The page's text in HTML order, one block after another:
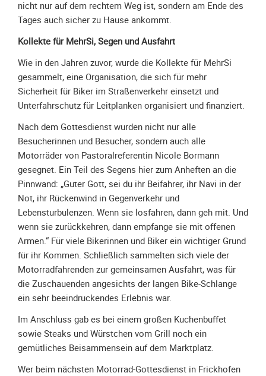
Galerie
2012
Galerie
Galerie
2010
Galerie
2009
Galerie
2008
Galerie
2007
Galerie
2006
Galerie
2005
Galerie
2004
Auszeichnung
nicht nur auf dem rechtem Weg ist, sondern am Ende des
Tages auch sicher zu Hause ankommt.
Kollekte für MehrSi, Segen und Ausfahrt
Wie in den Jahren zuvor, wurde die Kollekte für MehrSi
gesammelt, eine Organisation, die sich für mehr
Sicherheit für Biker im Straßenverkehr einsetzt und
Unterfahrschutz für Leitplanken organisiert und finanziert.
Nach dem Gottesdienst wurden nicht nur alle
Besucherinnen und Besucher, sondern auch alle
Motorräder von Pastoralreferentin Nicole Bormann
gesegnet. Ein Teil des Segens hier zum Anheften an die
Pinnwand: „Guter Gott, sei du ihr Beifahrer, ihr Navi in der
Not, ihr Rückenwind in Gegenverkehr und
Lebensturbulenzen. Wenn sie losfahren, dann geh mit. Und
wenn sie zurückkehren, dann empfange sie mit offenen
Armen.“ Für viele Bikerinnen und Biker ein wichtiger Grund
für ihr Kommen. Schließlich sammelten sich viele der
Motorradfahrenden zur gemeinsamen Ausfahrt, was für
die Zuschauenden angesichts der langen Bike-Schlange
ein sehr beeindruckendes Erlebnis war.
Im Anschluss gab es bei einem großen Kuchenbuffet
sowie Steaks und Würstchen vom Grill noch ein
gemütliches Beisammensein auf dem Marktplatz.
Wer beim nächsten Motorrad-Gottesdienst in Frickhofen